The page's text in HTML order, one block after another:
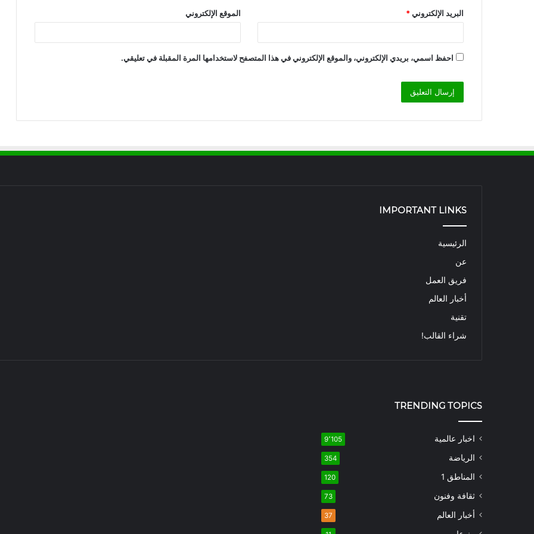
البريد الإلكتروني* الموقع الإلكتروني
احفظ اسمي، بريدي الإلكتروني، والموقع الإلكتروني في هذا المتصفح لاستخدامها المرة المقبلة في تعليقي.
IMPORTANT LINKS
الرئيسية
عن
فريق العمل
أخبار العالم
تقنية
شراء القالب!
TRENDING TOPICS
اخبار عالمية 9٬105
الرياضة 354
المناطق 1 120
ثقافة وفنون 73
أخبار العالم 37